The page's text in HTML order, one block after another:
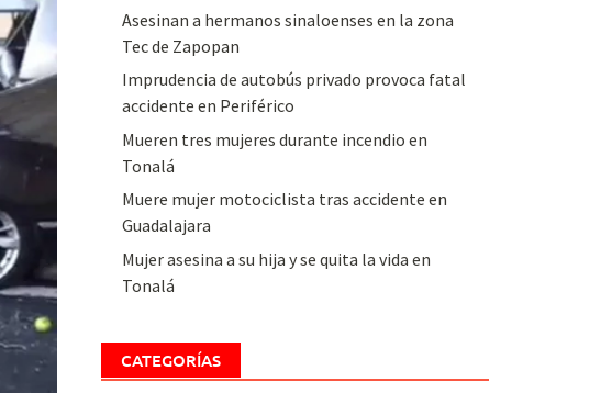
Asesinan a hermanos sinaloenses en la zona
Tec de Zapopan
Imprudencia de autobús privado provoca fatal
accidente en Periférico
Mueren tres mujeres durante incendio en
Tonalá
Muere mujer motociclista tras accidente en
Guadalajara
Mujer asesina a su hija y se quita la vida en
Tonalá
CATEGORÍAS